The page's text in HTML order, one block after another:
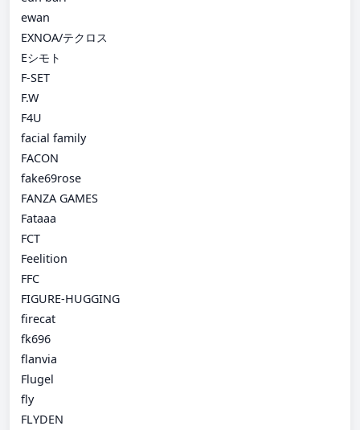
ewan
EXNOA/テクロス
Eシモト
F-SET
F.W
F4U
facial family
FACON
fake69rose
FANZA GAMES
Fataaa
FCT
Feelition
FFC
FIGURE-HUGGING
firecat
fk696
flanvia
Flugel
fly
FLYDEN